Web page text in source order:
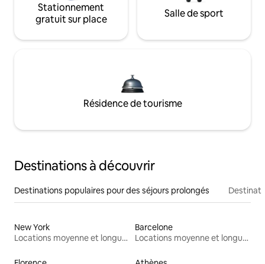
Stationnement
gratuit sur place
Salle de sport
Résidence de tourisme
Destinations à découvrir
Destinations populaires pour des séjours prolongés
New York
Locations moyenne et longue durée
Barcelone
Locations moyenne et longue durée